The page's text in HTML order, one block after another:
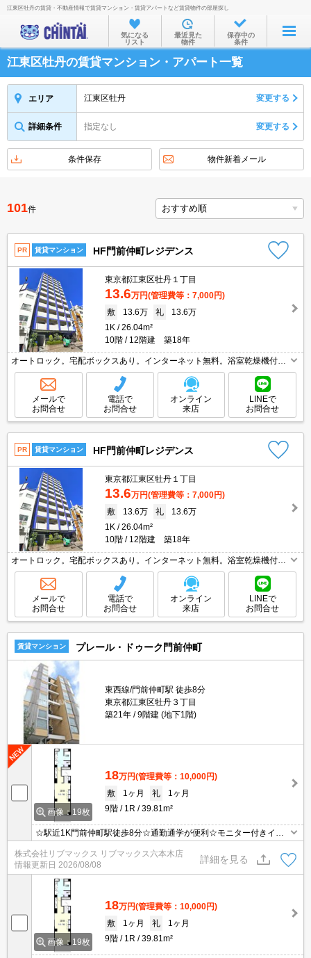
お部屋を探す
沿線・駅から
住所から
物件特集から
不動産会社から
TOP
江東区牡丹の賃貸・不動産情報で賃貸マンション・賃貸アパートなど賃貸物件の部屋探し
気になる
リスト
最近見た
物件
保存中の
条件
江東区牡丹の賃貸マンション・アパート一覧
エリア 江東区牡丹 変更する
詳細条件 指定なし 変更する
条件保存 物件新着メール
101件
PR 賃貸マンション HF門前仲町レジデンス
東京都江東区牡丹１丁目
13.6万円(管理費等：7,000円)
敷
13.6万 礼
13.6万
1K
26.04m²
10階
12階建 築18年
オートロック。宅配ボックスあり。インターネット無料。浴室乾燥機付。
洗面化粧台付き。ダブルロック、ディンプルキー。退去時、清掃費49,500
円(エアコン洗浄代含む)。10階角部屋。
メールで
お問合せ
電話で
お問合せ
オンライン
来店
LINEで
お問合せ
PR 賃貸マンション HF門前仲町レジデンス
東京都江東区牡丹１丁目
13.6万円(管理費等：7,000円)
敷
13.6万 礼
13.6万
1K
26.04m²
10階
12階建 築18年
オートロック。宅配ボックスあり。インターネット無料。浴室乾燥機付。
洗面化粧台付き。ダブルロック、ディンプルキー。退去時、清掃費49,500
円(エアコン洗浄代含む)。10階角部屋。
メールで
お問合せ
電話で
お問合せ
オンライン
来店
LINEで
お問合せ
賃貸マンション プレール・ドゥーク門前仲町
東西線/門前仲町駅 徒歩8分
東京都江東区牡丹３丁目
築21年
9階建 (地下1階)
画像：19枚
18万円(管理費等：10,000円)
敷
1ヶ月 礼
1ヶ月
9階
1R 39.81m²
☆駅近1K門前仲町駅徒歩8分☆通勤通学が便利☆モニター付きイン
ターホン・オートロックで設備充実☆
株式会社リブマックス リブマックス六本木店
情報更新日 2026/08/08
詳細を見る
画像：19枚
18万円(管理費等：10,000円)
敷
1ヶ月 礼
1ヶ月
9階
1R 39.81m²